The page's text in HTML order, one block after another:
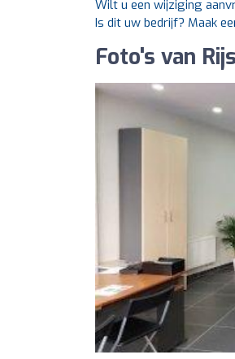
Wilt u een wijziging
Is dit uw bedrijf? Maak
Foto's van